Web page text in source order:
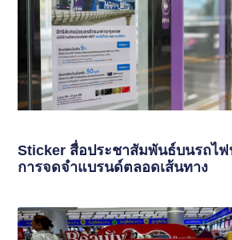
Sticker สื่อประชาสัมพันธ์บนรถไฟ
การจดจำแบรนด์ตลอดเส้นทาง